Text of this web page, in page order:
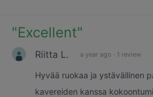
"Excellent"
Riitta L. a year ago · 1 review
Hyvää ruokaa ja ystävällinen
kavereiden kanssa